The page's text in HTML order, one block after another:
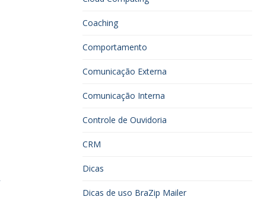
Coaching
Comportamento
Comunicação Externa
Comunicação Interna
Controle de Ouvidoria
CRM
Dicas
Dicas de uso BraZip Mailer